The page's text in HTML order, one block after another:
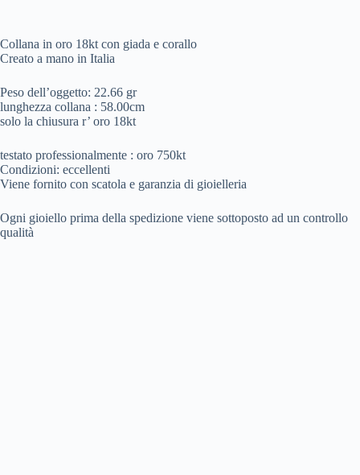
Collana in oro 18kt con giada e corallo
Creato a mano in Italia
Peso dell’oggetto: 22.66 gr
lunghezza collana : 58.00cm
solo la chiusura r’ oro 18kt
testato professionalmente : oro 750kt
Condizioni: eccellenti
Viene fornito con scatola e garanzia di gioielleria
Ogni gioiello prima della spedizione viene sottoposto ad un controllo
qualità